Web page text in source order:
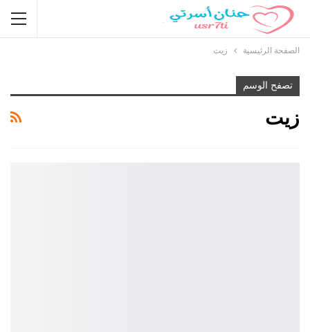
الصفحة الرئيسية زيت
تصفح الوسم
زيت